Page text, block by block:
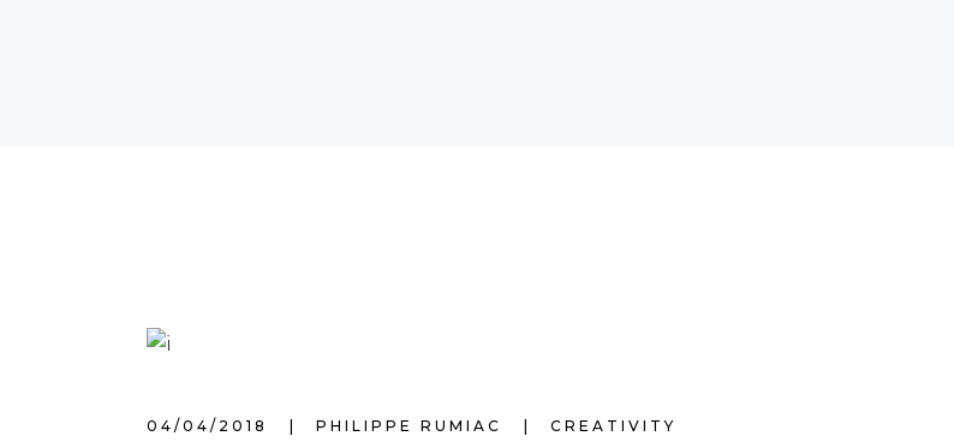
04/04/2018 PHILIPPE RUMIAC CREATIVITY